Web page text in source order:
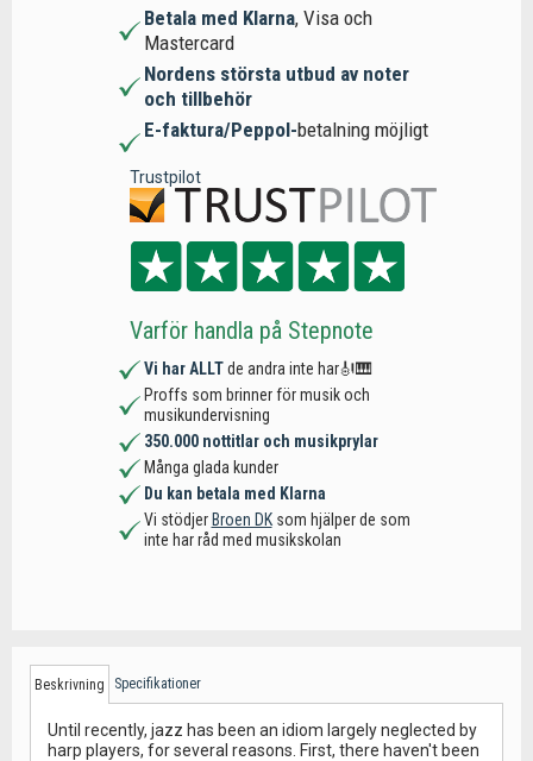
Betala med Klarna, Visa och
Mastercard
Nordens största utbud av noter
och tillbehör
E-faktura/Peppol-betalning möjligt
Trustpilot
Varför handla på Stepnote
Vi har ALLTde andra inte har🎻🎹
Proffs som brinner för musik och
musikundervisning
350.000 nottitlar och musikprylar
Många glada kunder
Du kan betala med Klarna
Vi stödjer Broen DKsom hjälper de som
inte har råd med musikskolan
Beskrivning Specifikationer
Until recently, jazz has been an idiom largely neglected by
harp players, for several reasons. First, there haven't been